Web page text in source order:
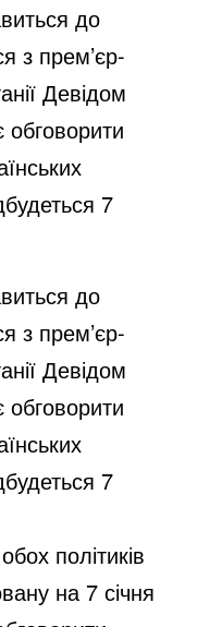
до
з прем’єр-
Девідом
7
до
з прем’єр-
Девідом
7
політиків
на 7 січня